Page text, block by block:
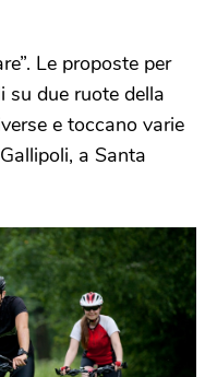
Le proposte per
su due ruote della
e toccano varie
a Santa